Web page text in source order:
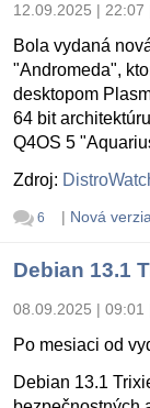
12.09.2025 | 22:07
Bola vydaná
"Andromeda",
desktopom
64 bit
Q4OS 5
Zdroj:
6 | Nová verzia
Debian 13.1
08.09.2025 | 09:01
Po mesiaci od
Debian 13.1